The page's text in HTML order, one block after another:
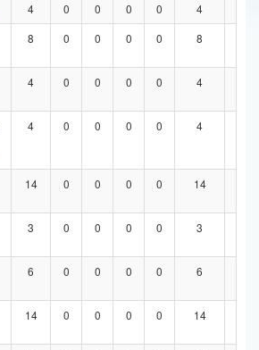
4 0 0 0 0 4
8 0 0 0 0 8
4 0 0 0 0 4
4 0 0 0 0 4
14 0 0 0 0 14
3 0 0 0 0 3
6 0 0 0 0 6
14 0 0 0 0 14